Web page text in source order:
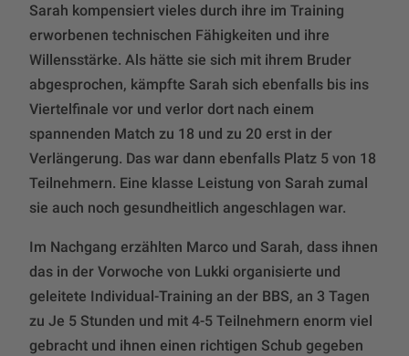
Sarah kompensiert vieles durch ihre im Training
erworbenen technischen Fähigkeiten und ihre
Willensstärke. Als hätte sie sich mit ihrem Bruder
abgesprochen, kämpfte Sarah sich ebenfalls bis ins
Viertelfinale vor und verlor dort nach einem
spannenden Match zu 18 und zu 20 erst in der
Verlängerung. Das war dann ebenfalls Platz 5 von 18
Teilnehmern. Eine klasse Leistung von Sarah zumal
sie auch noch gesundheitlich angeschlagen war.
Im Nachgang erzählten Marco und Sarah, dass ihnen
das in der Vorwoche von Lukki organisierte und
geleitete Individual-Training an der BBS, an 3 Tagen
zu Je 5 Stunden und mit 4-5 Teilnehmern enorm viel
gebracht und ihnen einen richtigen Schub gegeben